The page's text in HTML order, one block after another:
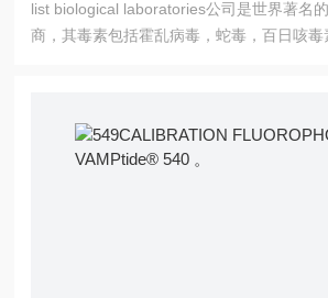
list biological laboratories公司是世界著名
商，其毒素包括霍乱病毒，蛇毒，百日咳毒